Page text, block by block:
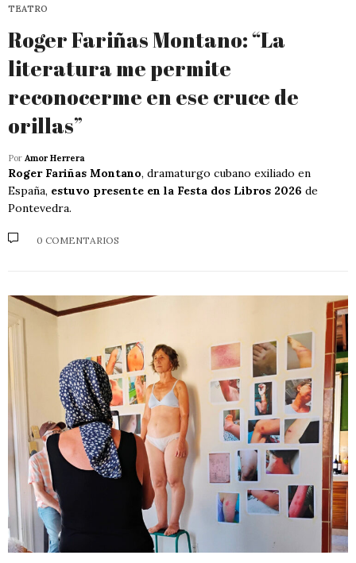
TEATRO
Roger Fariñas Montano: “La
literatura me permite
reconocerme en ese cruce de
orillas”
Por Amor Herrera
Roger Fariñas Montano, dramaturgo cubano exiliado en
España, estuvo presente en la Festa dos Libros 2026 de
Pontevedra.
0 COMENTARIOS